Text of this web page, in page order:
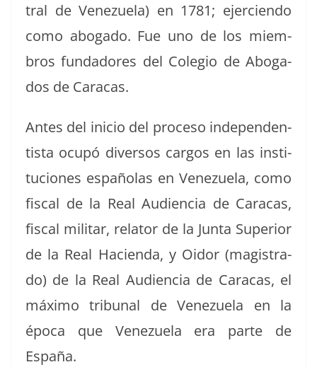
tral de Venezuela) en 1781; ejer­cien­do
como abo­ga­do. Fue uno de los miem­
bros fun­dadores del Cole­gio de Abo­ga­
dos de Caracas.
Antes del ini­cio del pro­ce­so inde­pen­den­
tista ocupó diver­sos car­gos en las insti­
tu­ciones españo­las en Venezuela, como
fis­cal de la Real Audi­en­cia de Cara­cas,
fis­cal mil­i­tar, rela­tor de la Jun­ta Supe­ri­or
de la Real Hacien­da, y Oidor (mag­istra­
do) de la Real Audi­en­cia de Cara­cas, el
máx­i­mo tri­bunal de Venezuela en la
época que Venezuela era parte de
España.